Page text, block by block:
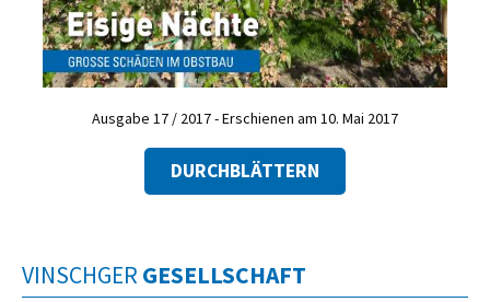
Ausgabe 17 / 2017 - Erschienen am 10. Mai 2017
DURCHBLÄTTERN
VINSCHGER GESELLSCHAFT